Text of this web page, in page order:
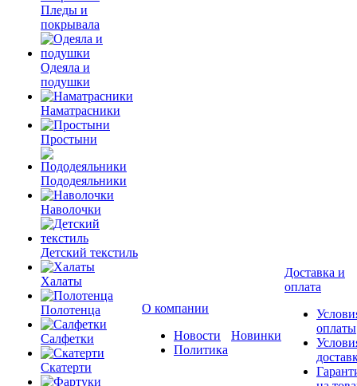
Пледы и
покрывала
Одеяла и
подушки
Наматрасники
Простыни
Пододеяльники
Наволочки
Детский текстиль
Халаты
Полотенца
Салфетки
Скатерти
О компании
Новости
Политика
Новинки
Доставка и
оплата
оплаты